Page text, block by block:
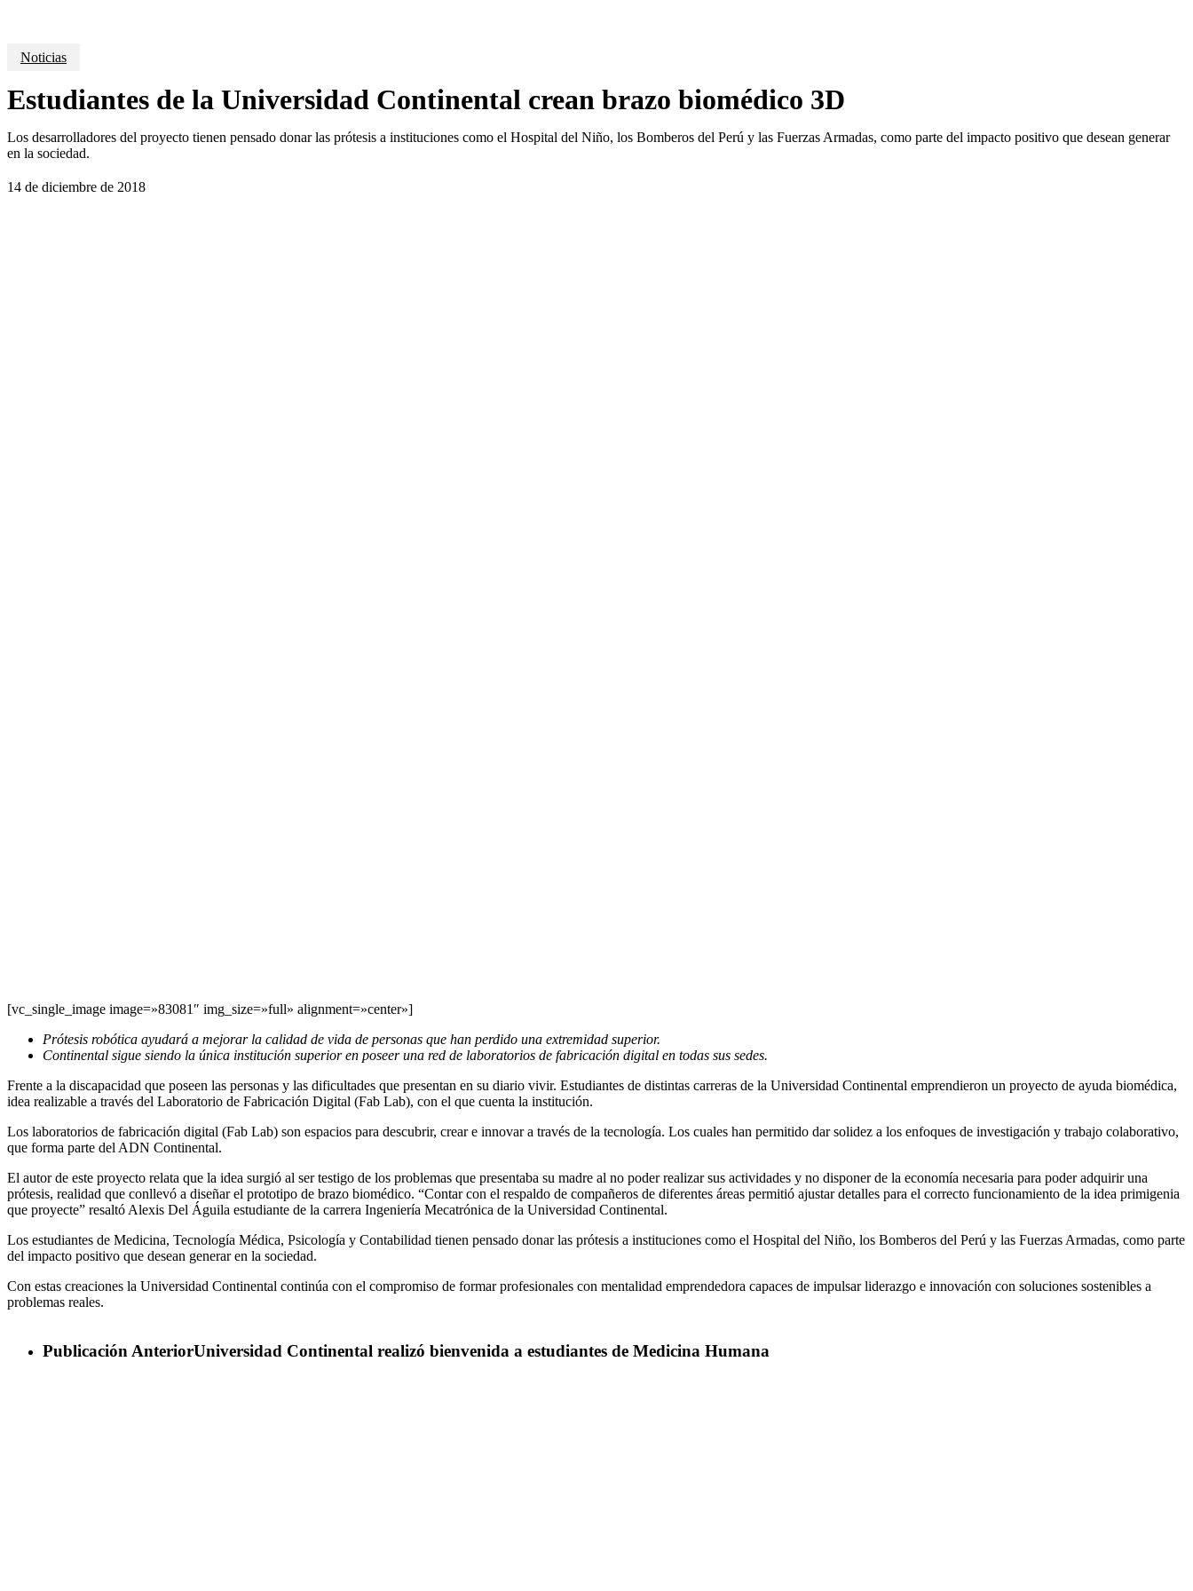
Noticias
Estudiantes de la Universidad Continental crean brazo biomédico 3D
Los desarrolladores del proyecto tienen pensado donar las prótesis a instituciones como el Hospital del Niño, los Bomberos del Perú y las Fuerzas Armadas, como parte del impacto positivo que desean generar
en la sociedad.
14 de diciembre de 2018
[vc_single_image image=»83081″ img_size=»full» alignment=»center»]
Prótesis robótica ayudará a mejorar la calidad de vida de personas que han perdido una extremidad superior.
Continental sigue siendo la única institución superior en poseer una red de laboratorios de fabricación digital en todas sus sedes.
Frente a la discapacidad que poseen las personas y las dificultades que presentan en su diario vivir. Estudiantes de distintas carreras de la Universidad Continental emprendieron un proyecto de ayuda biomédica,
idea realizable a través del Laboratorio de Fabricación Digital (Fab Lab), con el que cuenta la institución.
Los laboratorios de fabricación digital (Fab Lab) son espacios para descubrir, crear e innovar a través de la tecnología. Los cuales han permitido dar solidez a los enfoques de investigación y trabajo colaborativo,
que forma parte del ADN Continental.
El autor de este proyecto relata que la idea surgió al ser testigo de los problemas que presentaba su madre al no poder realizar sus actividades y no disponer de la economía necesaria para poder adquirir una
prótesis, realidad que conllevó a diseñar el prototipo de brazo biomédico. “Contar con el respaldo de compañeros de diferentes áreas permitió ajustar detalles para el correcto funcionamiento de la idea primigenia
que proyecte” resaltó Alexis Del Águila estudiante de la carrera Ingeniería Mecatrónica de la Universidad Continental.
Los estudiantes de Medicina, Tecnología Médica, Psicología y Contabilidad tienen pensado donar las prótesis a instituciones como el Hospital del Niño, los Bomberos del Perú y las Fuerzas Armadas, como parte
del impacto positivo que desean generar en la sociedad.
Con estas creaciones la Universidad Continental continúa con el compromiso de formar profesionales con mentalidad emprendedora capaces de impulsar liderazgo e innovación con soluciones sostenibles a
problemas reales.
Publicación AnteriorUniversidad Continental realizó bienvenida a estudiantes de Medicina Humana